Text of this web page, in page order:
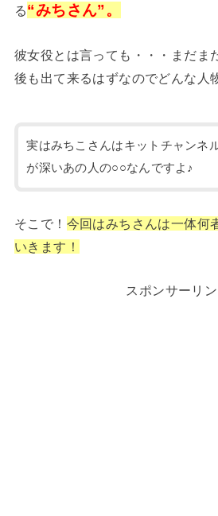
る“みちさん”。
彼女役とは言っても・・・まだま
後も出て来るはずなのでどんな人
実はみちこさんはキットチャンネ
が深いあの人の○○なんですよ♪
そこで！ 今回はみちさんは一体何
いきます！
スポンサーリン